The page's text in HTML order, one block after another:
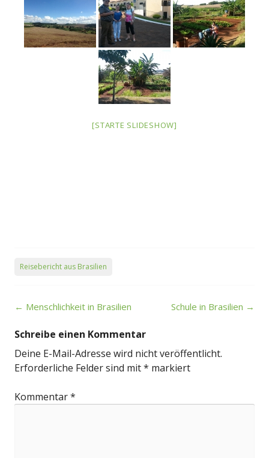
[STARTE SLIDESHOW]
Reisebericht aus Brasilien
Post
← Menschlichkeit in Brasilien Schule in Brasilien →
Schreibe einen Kommentar
Deine E-Mail-Adresse wird nicht veröffentlicht.
Erforderliche Felder sind mit* markiert
Kommentar*